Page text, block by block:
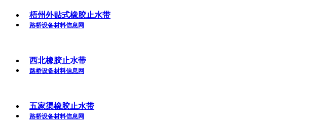
梧州外贴式橡胶止水带
路桥设备材料信息网
西北橡胶止水带
路桥设备材料信息网
五家渠橡胶止水带
路桥设备材料信息网